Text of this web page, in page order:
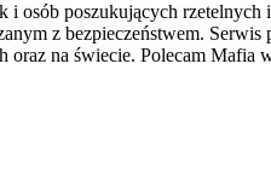
osób poszukujących
z bezpieczeństwem.
oraz na świecie. Polecam